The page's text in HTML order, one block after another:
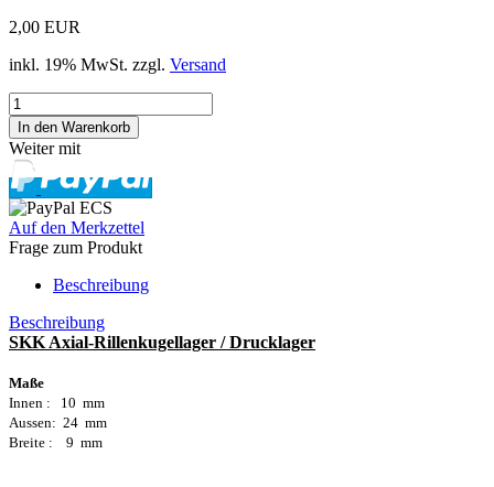
2,00 EUR
inkl. 19% MwSt. zzgl. Versand
Weiter mit
Auf den Merkzettel
Frage zum Produkt
Beschreibung
Beschreibung
SKK Axial-Rillenkugellager / Drucklager
Maße
Innen : 10 mm
Aussen: 24 mm
Breite : 9 mm